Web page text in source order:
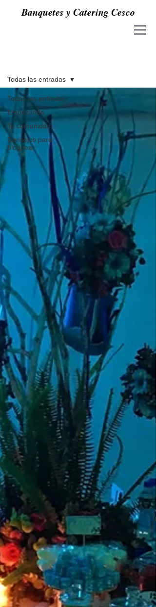
Banquetes y Catering Cesco
Todas las entradas
Empezando
Tu comunidad
Consejos para
bloguear
Todas las entradas